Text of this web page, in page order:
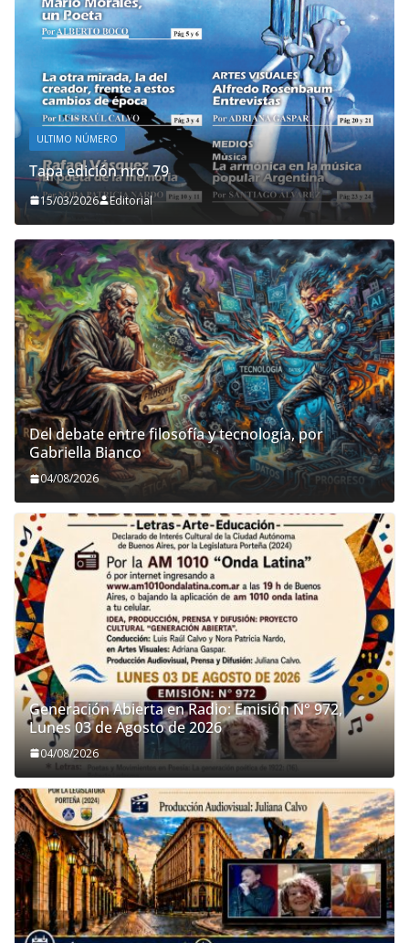
ULTIMO NÚMERO
Tapa edición nro. 79
15/03/2026 Editorial
Del debate entre filosofía y tecnología, por
Gabriella Bianco
04/08/2026
Generación Abierta en Radio: Emisión N° 972,
Lunes 03 de Agosto de 2026
04/08/2026